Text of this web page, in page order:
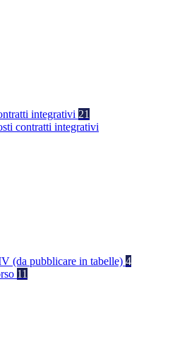
integrativi 21
contratti integrativi
(da pubblicare in tabelle) 4
11